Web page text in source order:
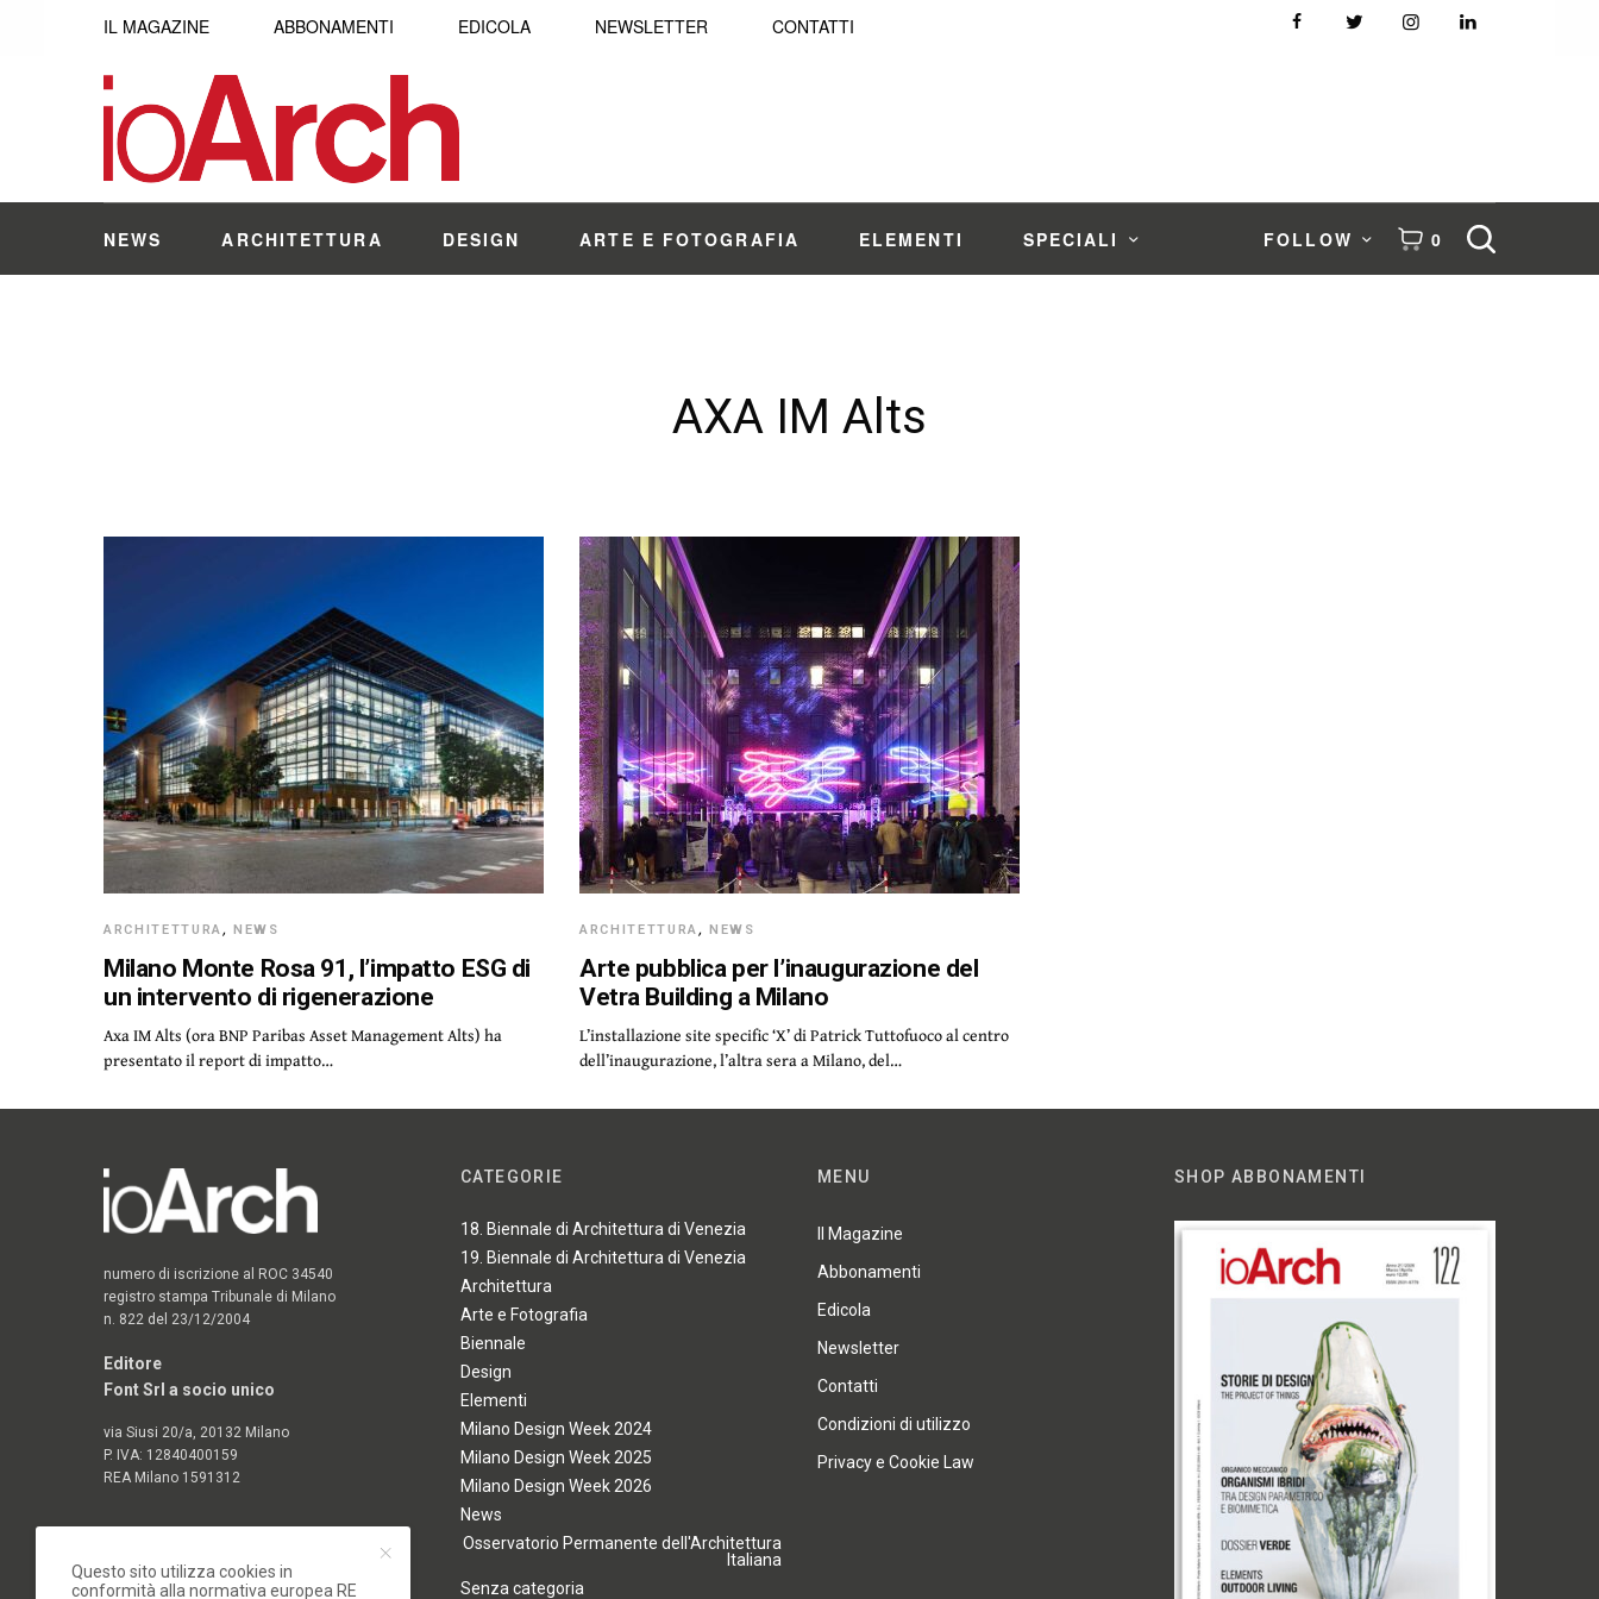
IL MAGAZINE ABBONAMENTI EDICOLA NEWSLETTER CONTATTI
NEWS ARCHITETTURA DESIGN ARTE E FOTOGRAFIA ELEMENTI SPECIALI FOLLOW 0
AXA IM Alts
ARCHITETTURA,NEWS
Milano Monte Rosa 91, l’impatto ESG di
un intervento di rigenerazione
Axa IM Alts (ora BNP Paribas Asset Management Alts) ha
presentato il report di impatto…
ARCHITETTURA,NEWS
Arte pubblica per l’inaugurazione del
Vetra Building a Milano
L’installazione site specific ‘X’ di Patrick Tuttofuoco al centro
dell’inaugurazione, l’altra sera a Milano, del…
numero di iscrizione al ROC 34540
registro stampa Tribunale di Milano
n. 822 del 23/12/2004
Editore
Font Srl a socio unico
via Siusi 20/a, 20132 Milano
P. IVA: 12840400159
REA Milano 1591312
CATEGORIE
18. Biennale di Architettura di Venezia
19. Biennale di Architettura di Venezia
Architettura
Arte e Fotografia
Biennale
Design
Elementi
Milano Design Week 2024
Milano Design Week 2025
Milano Design Week 2026
News
Osservatorio Permanente dell'Architettura
Italiana
Senza categoria
MENU
Il Magazine
Abbonamenti
Edicola
Newsletter
Contatti
Condizioni di utilizzo
Privacy e Cookie Law
SHOP ABBONAMENTI
Questo sito utilizza cookies in
conformità alla normativa europea RE